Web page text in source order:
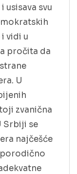
svu
vidi u
pročita da
U
zvanična
Srbiji se
najčešće